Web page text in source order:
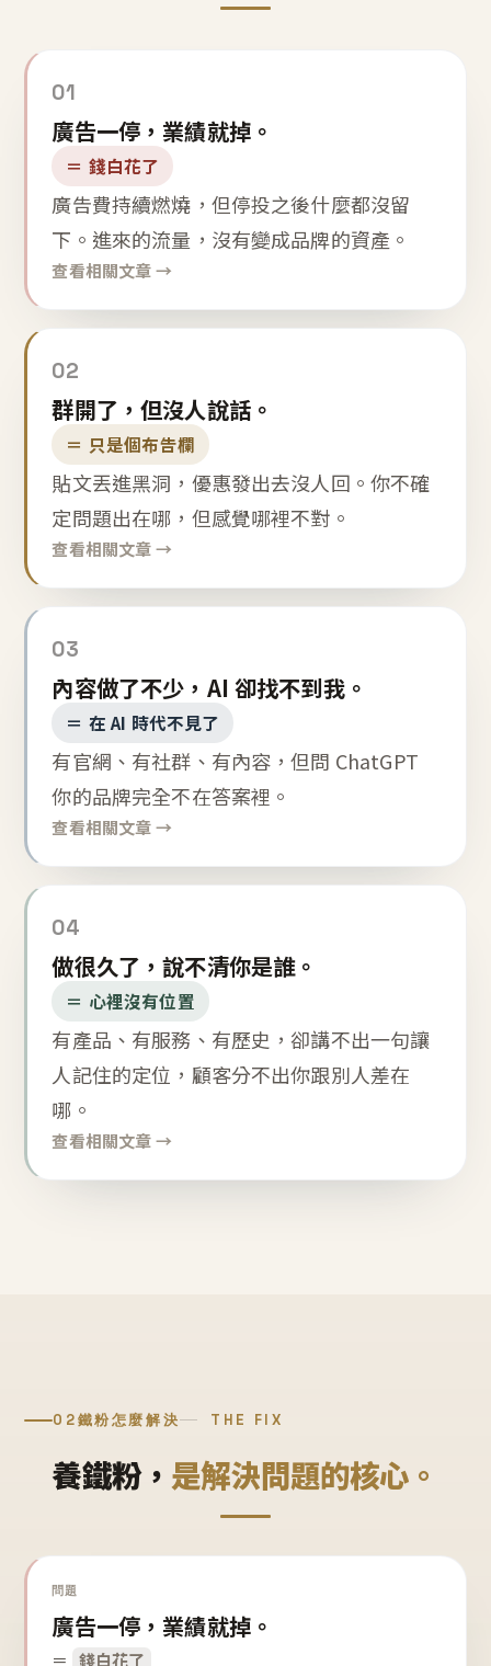
01
廣告一停，業績就掉。
＝ 錢白花了
廣告費持續燃燒，但停投之後什麼都沒留
下。進來的流量，沒有變成品牌的資產。
查看相關文章 →
02
群開了，但沒人說話。
＝ 只是個布告欄
貼文丟進黑洞，優惠發出去沒人回。你不確
定問題出在哪，但感覺哪裡不對。
查看相關文章 →
03
內容做了不少，AI 卻找不到我。
＝ 在 AI 時代不見了
有官網、有社群、有內容，但問 ChatGPT
你的品牌完全不在答案裡。
查看相關文章 →
04
做很久了，說不清你是誰。
＝ 心裡沒有位置
有產品、有服務、有歷史，卻講不出一句讓
人記住的定位，顧客分不出你跟別人差在
哪。
查看相關文章 →
02鐵粉怎麼解決 THE FIX
養鐵粉， 是解決問題的核心。
問題
廣告一停，業績就掉。
＝ 錢白花了